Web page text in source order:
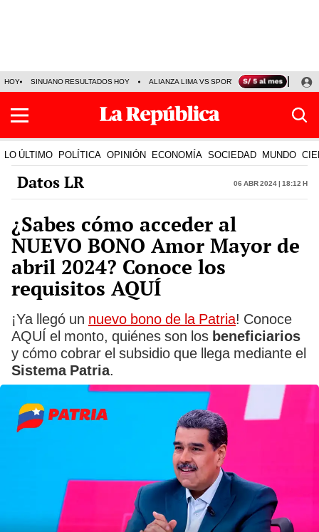
HOY SINUANO RESULTADOS HOY ALIANZA LIMA VS SPORT BOYS JORGE
LO ÚLTIMO POLÍTICA OPINIÓN ECONOMÍA SOCIEDAD MUNDO
Datos LR 06 Abr 2024 | 18:12 h
¿Sabes cómo acceder al
NUEVO BONO Amor Mayor de
abril 2024? Conoce los
requisitos AQUÍ
¡Ya llegó un nuevo bono de la Patria! Conoce
AQUÍ el monto, quiénes son los beneficiarios
y cómo cobrar el subsidio que llega mediante el
Sistema Patria.